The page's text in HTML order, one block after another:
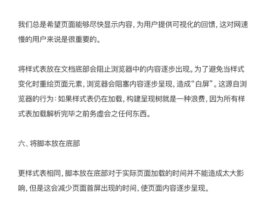
我们总是希望页面能够尽快显示内容，为用户提供可视化的回馈，这对网速
慢的用户来说是很重要的。
将样式表放在文档底部会阻止浏览器中的内容逐步出现。为了避免当样式
变化时重绘页面元素，浏览器会阻塞内容逐步呈现，造成“白屏”。这源自浏
览器的行为：如果样式表仍在加载，构建呈现树就是一种浪费，因为所有样
式表加载解析完毕之前务虚会之任何东西。
六、将脚本放在底部
更样式表相同，脚本放在底部对于实际页面加载的时间并不能造成太大影
响，但是这会减少页面首屏出现的时间，使页面内容逐步呈现。